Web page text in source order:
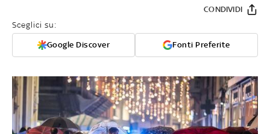
Sceglici su:
Google Discover Fonti Preferite
CONDIVIDI